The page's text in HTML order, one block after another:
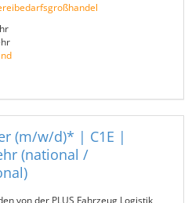
(m/w/d)* | C1E |
(national /
von der PLUS Fahrzeug Logistik